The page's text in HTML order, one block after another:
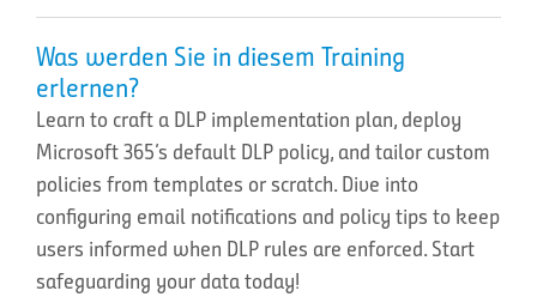
Was werden Sie in diesem Training
erlernen?
Learn to craft a DLP implementation plan, deploy
Microsoft 365’s default DLP policy, and tailor custom
policies from templates or scratch. Dive into
configuring email notifications and policy tips to keep
users informed when DLP rules are enforced. Start
safeguarding your data today!